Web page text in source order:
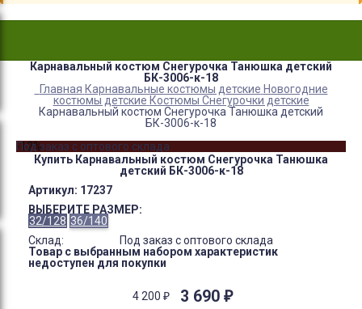
Карнавальный костюм Снегурочка Танюшка детский
БК-3006-к-18
Главная Карнавальные костюмы детские Новогодние
костюмы детские Костюмы Снегурочки детские
Карнавальный костюм Снегурочка Танюшка детский
БК-3006-к-18
-12%
Под заказ с оптового склада
Купить Карнавальный костюм Снегурочка Танюшка
детский БК-3006-к-18
Артикул: 17237
ВЫБЕРИТЕ РАЗМЕР:
32/128 36/140
Склад:
Под заказ с оптового склада
Товар с выбранным набором характеристик
недоступен для покупки
4 200 ₽ 3 690 ₽